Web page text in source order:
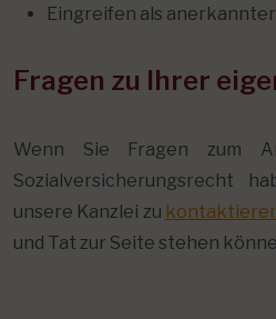
Eingreifen als
Fragen zu Ihrer
Wenn Sie Fragen zum
Sozialversicherungsrecht
unsere Kanzlei zu
und Tat zur Seite stehen